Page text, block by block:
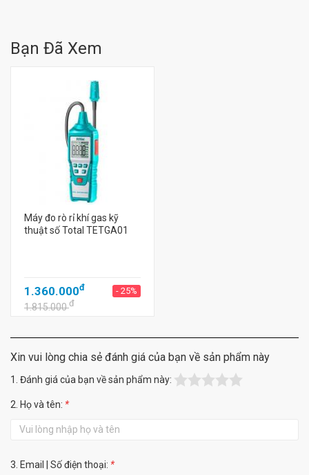
Bạn Đã Xem
Máy đo rò rỉ khí gas kỹ
thuật số Total TETGA01
1.360.000đ - 25%
1.815.000đ
Xin vui lòng chia sẻ đánh giá của bạn về sản phẩm này
1. Đánh giá của bạn về sản phẩm này:
2. Họ và tên: *
3. Email | Số điện thoại: *